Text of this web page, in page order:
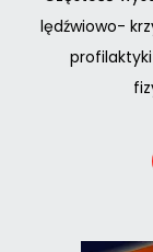
lędźwiowo-